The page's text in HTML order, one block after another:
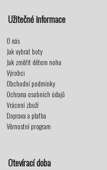
Užitečné informace
O nás
Jak vybrat boty
Jak změřit dětem nohu
Výrobci
Obchodní podmínky
Ochrana osobních údajů
Vrácení zboží
Doprava a platba
Věrnostní program
Otevírací doba